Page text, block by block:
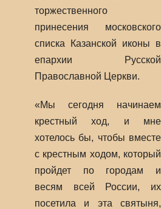
торжественного
принесения московского
списка Казанской иконы в
епархии Русской
Православной Церкви.
«Мы сегодня начинаем
крестный ход, и мне
хотелось бы, чтобы вместе
с крестным ходом, который
пройдет по городам и
весям всей России, их
посетила и эта святыня,